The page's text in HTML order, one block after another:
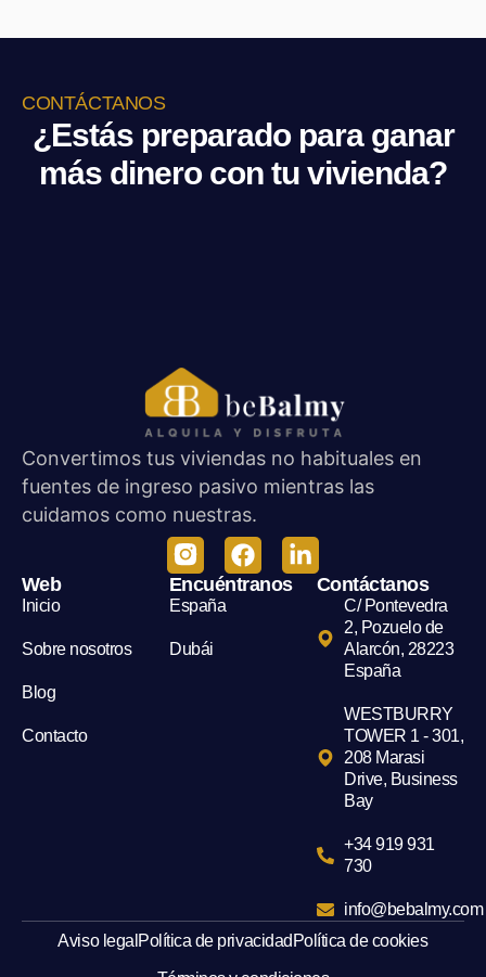
CONTÁCTANOS
¿Estás preparado para ganar
más dinero con tu vivienda?
Convertimos tus viviendas no habituales en
fuentes de ingreso pasivo mientras las
cuidamos como nuestras.
Web
Inicio
Sobre nosotros
Blog
Contacto
Encuéntranos
España
Dubái
Contáctanos
C/ Pontevedra
2, Pozuelo de
Alarcón, 28223
España
WESTBURRY
TOWER 1 - 301,
208 Marasi
Drive, Business
Bay
+34 919 931
730
info@bebalmy.com
Aviso legal Política de privacidad Política de cookies